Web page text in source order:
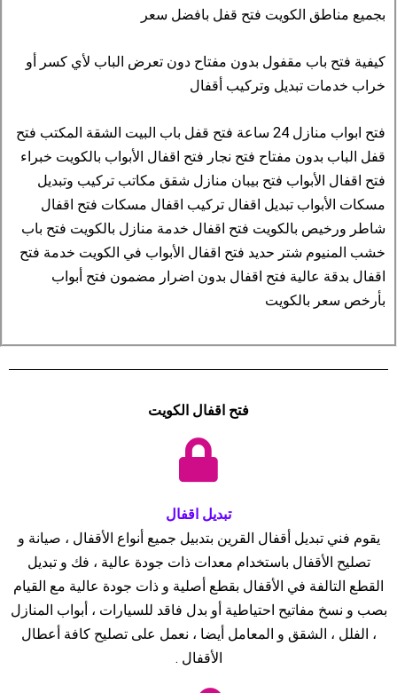
بجميع مناطق الكويت فتح قفل بافضل سعر
كيفية فتح باب مقفول بدون مفتاح دون تعرض الباب لأي كسر أو
خراب خدمات تبديل وتركيب أقفال
فتح ابواب منازل 24 ساعة فتح قفل باب البيت الشقة المكتب فتح
قفل الباب بدون مفتاح فتح نجار فتح اقفال الأبواب بالكويت خبراء
فتح اقفال الأبواب فتح بيبان منازل شقق مكاتب تركيب وتبديل
مسكات الأبواب تبديل اقفال تركيب اقفال مسكات فتح اقفال
شاطر ورخيص بالكويت فتح اقفال خدمة منازل بالكويت فتح باب
خشب المنيوم شتر حديد فتح اقفال الأبواب في الكويت خدمة فتح
اقفال بدقة عالية فتح اقفال بدون اضرار مضمون فتح أبواب
بأرخص سعر بالكويت
فتح اقفال الكويت
تبديل اقفال
يقوم فني تبديل أقفال القرين بتدبيل جميع أنواع الأقفال ، صيانة و
تصليح الأقفال باستخدام معدات ذات جودة عالية ، فك و تبديل
القطع التالفة في الأقفال بقطع أصلية و ذات جودة عالية مع القيام
بصب و نسخ مفاتيح احتياطية أو بدل فاقد للسيارات ، أبواب المنازل
، الفلل ، الشقق و المعامل أيضا ، نعمل على تصليح كافة أعطال
الأقفال .